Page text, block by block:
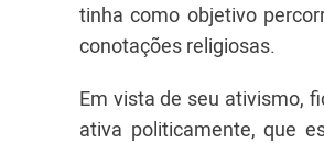
tinha como objetivo
conotações religiosas.
Em vista de seu ativismo,
ativa politicamente, que